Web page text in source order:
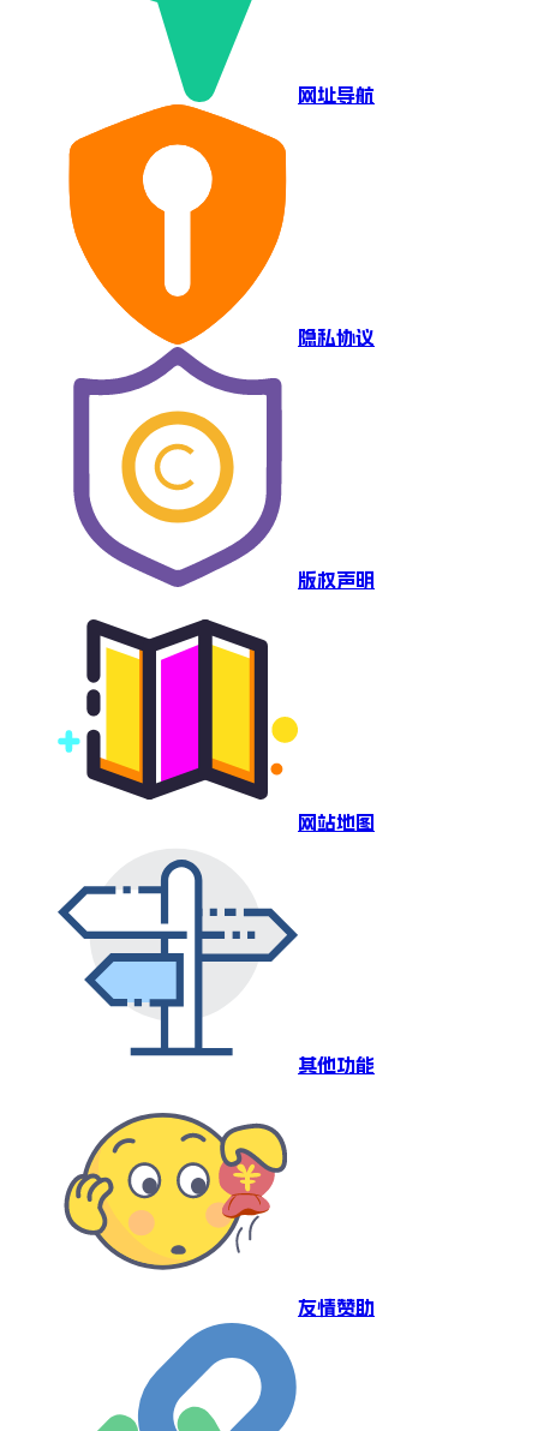
网址导航
隐私协议
版权声明
网站地图
其他功能
友情赞助